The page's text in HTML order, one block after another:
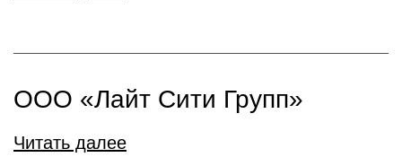
ООО «Лайт Сити Групп»
Читать далее